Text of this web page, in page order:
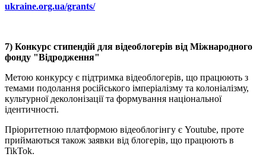
ukraine.org.ua/grants/
7) Конкурс стипендій для відеоблогерів від Міжнародного
фонду "Відродження"
Метою конкурсу є підтримка відеоблогерів, що працюють з
темами подолання російського імперіалізму та колоніалізму,
культурної деколонізації та формування національної
ідентичності.
Пріоритетною платформою відеоблогінгу є Youtube, проте
приймаються також заявки від блогерів, що працюють в
TikTok.